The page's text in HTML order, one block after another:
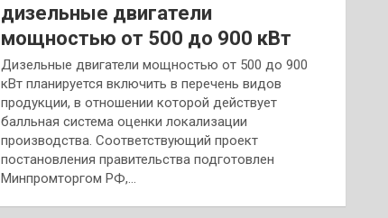
дизельные двигатели
мощностью от 500 до 900 кВт
Дизельные двигатели мощностью от 500 до 900
кВт планируется включить в перечень видов
продукции, в отношении которой действует
балльная система оценки локализации
производства. Соответствующий проект
постановления правительства подготовлен
Минпромторгом РФ,…